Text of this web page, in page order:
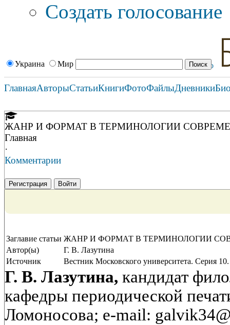
Создать голосование
Украина Мир
ГлавнаяАвторыСтатьиКнигиФотоФайлыДневники
ЖАНР И ФОРМАТ В ТЕРМИНОЛОГИИ
Главная
·
Комментарии
Регистрация Войти
Заглавие статьи ЖАНР И ФОРМАТ В ТЕРМИНОЛОГИИ
Автор(ы)
Г. В. Лазутина
Источник
Вестник Московского университета. Серия
Г. В. Лазутина, кандидат
кафедры периодической
Ломоносова; e-mail: